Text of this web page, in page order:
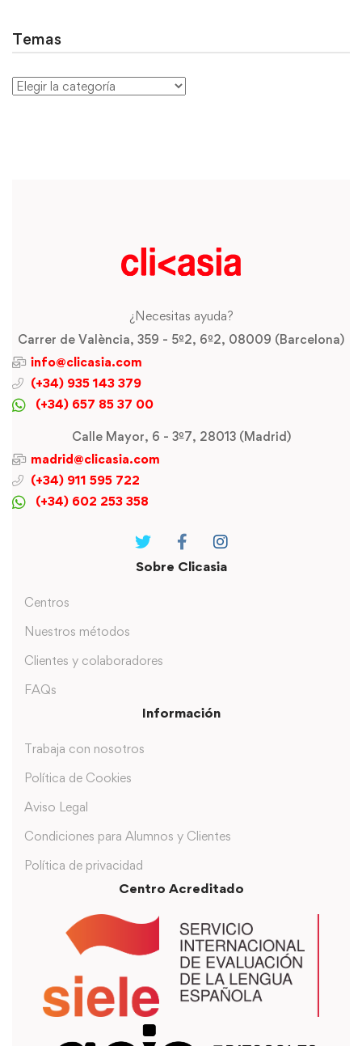
Temas
¿Necesitas ayuda?
Carrer de València, 359 - 5º2, 6º2, 08009 (Barcelona)
info@clicasia.com
(+34) 935 143 379
(+34) 657 85 37 00
Calle Mayor, 6 - 3º7, 28013 (Madrid)
madrid@clicasia.com
(+34) 911 595 722
(+34) 602 253 358
Sobre Clicasia
Centros
Nuestros métodos
Clientes y colaboradores
FAQs
Información
Trabaja con nosotros
Política de Cookies
Aviso Legal
Condiciones para Alumnos y Clientes
Política de privacidad
Centro Acreditado